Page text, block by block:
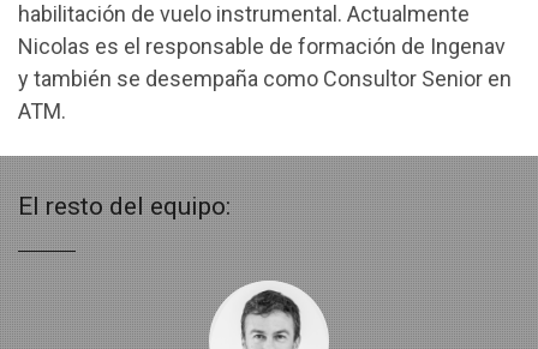
habilitación de vuelo instrumental. Actualmente
Nicolas es el responsable de formación de Ingenav
y también se desempaña como Consultor Senior en
ATM.
El resto del equipo: